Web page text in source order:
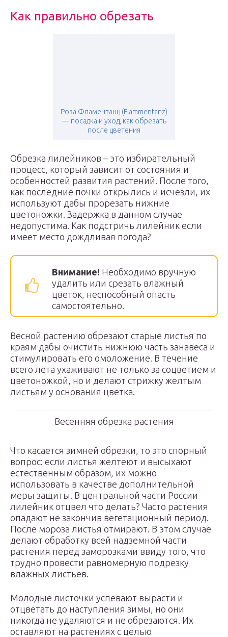
Как правильно обрезать
Роза Фламентанц (Flammentanz)
— посадка и уход, как обрезать
после цветения
Обрезка лилейников – это избирательный
процесс, который зависит от состояния и
особенностей развития растений. После того,
как последние почки открылись и исчезли, их
используют дабы прорезать нижние
цветоножки. Задержка в данном случае
недопустима. Как подстричь лилейник если
имеет место дождливая погода?
Внимание! Необходимо вручную
удалить или срезать влажный
цветок, неспособный опасть
самостоятельно.
Весной растению обрезают старые листья по
краям дабы очистить нижнюю часть занавеса и
стимулировать его омоложение. В течение
всего лета ухаживают не только за соцветием и
цветоножкой, но и делают стрижку желтым
листьям у основания цветка.
Весенняя обрезка растения
Что касается зимней обрезки, то это спорный
вопрос: если листья желтеют и высыхают
естественным образом, их можно
использовать в качестве дополнительной
меры защиты. В центральной части России
лилейник отцвел что делать? Часто растения
опадают не закончив вегетационный период.
После мороза листья отмирают. В этом случае
делают обработку всей надземной части
растения перед заморозками ввиду того, что
трудно провести равномерную подрезку
влажных листьев.
Молодые листочки успевают вырасти и
отцветать до наступления зимы, но они
никогда не удаляются и не обрезаются. Их
оставляют на растениях с целью